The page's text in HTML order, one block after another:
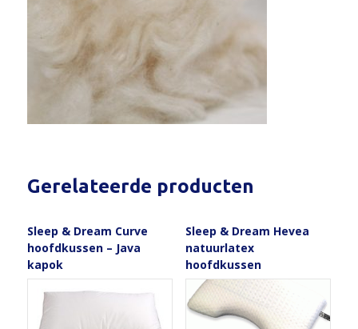
Gerelateerde producten
Sleep & Dream Curve
hoofdkussen – Java
kapok
Sleep & Dream Hevea
natuurlatex
hoofdkussen